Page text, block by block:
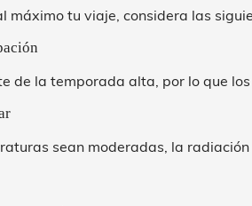
máximo tu viaje, considera las
de la temporada alta, por lo que
sean moderadas, la